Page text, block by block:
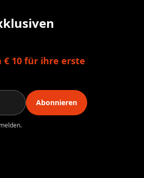
10 für ihre erste
Abonnieren